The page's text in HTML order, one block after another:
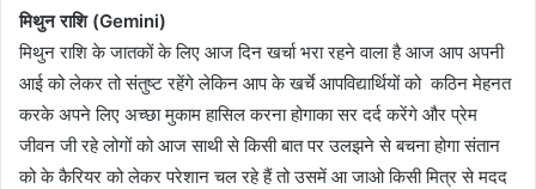
​मिथुन राशि (Gemini)
मिथुन राशि के जातकों के लिए आज दिन खर्चा भरा रहने वाला है आज आप अपनी
आई को लेकर तो संतुष्ट रहेंगे लेकिन आप के खर्चे आपविद्यार्थियों को कठिन मेहनत
करके अपने लिए अच्छा मुकाम हासिल करना होगाका सर दर्द करेंगे और प्रेम
जीवन जी रहे लोगों को आज साथी से किसी बात पर उलझने से बचना होगा संतान
को के कैरियर को लेकर परेशान चल रहे हैं तो उसमें आ जाओ किसी मित्र से मदद